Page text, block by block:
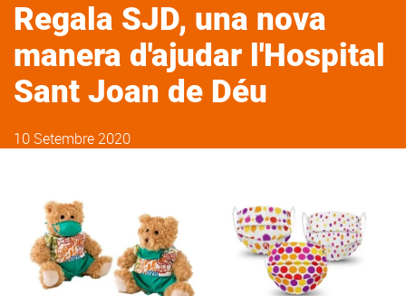
Regala SJD, una nova
manera d'ajudar l'Hospital
Sant Joan de Déu
10 Setembre 2020